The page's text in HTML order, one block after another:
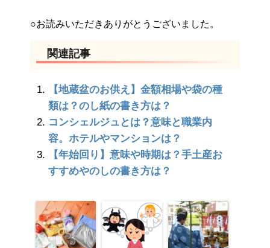
○お読みいただきありがとうございました。
関連記事
【地蔵盆のお供え】金額相場や袋の種
類は？のし紙の書き方は？
コンシェルジュとは？意味と職業内
容。ホテルやマンションは？
【年始回り】意味や時期は？手土産お
すすめやのしの書き方は？